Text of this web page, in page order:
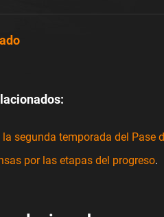
la segunda temporada del Pase
por las etapas del progreso.